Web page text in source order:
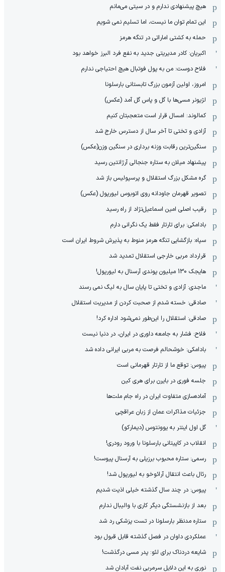
هیچ پیشنهادی ندارم و در سیتی می‌مانم
این تمام توان ما نیست، اما تسلیم نمی شویم
حمله به کشتی اماراتی در تنگه هرمز
اکبریان: کادر مدیریتی جدید به نفع فرد البرز خواهد بود
فلاح دوست: من به پول فوتبال هیچ احتیاجی ندارم
امروز، اولین آزمون بزرگ تابستانی بارسلونا
لژیونر مسی‌ها با گل و پاس گل آمد (عکس)
کمالوند: امسال قرار است متعجبتان کنیم
آزادی و تختی تا آخر سال از دسترس خارج شد
سنگین‌ترین رقابت وزنه برداری در سنگین وزن(عکس)
پیشنهاد میلان به ستاره جنجالی آرژانتین رسید
گره مشکل بزرگ استقلال و پرسپولیس باز شد
تصویر قهرمان جاودانه روی اتوبوس لیورپول (عکس)
رقیب اصلی امین اسماعیل‌نژاد از راه رسید
بادامکی: برای تارتار فقط یک نگرانی دارم
سپاه: بازگشایی تنگه هرمز منوط به پذیرش شروط ایران است
قرارداد مربی خارجی استقلال تمدید شد
هایجک 130 میلیون پوندی آرسنال به لیورپول!
ماجدی: آزادی و تختی تا پایان سال به لیگ نمی رسند
صادقی: خسته شدم از صحبت کردن از مدیریت استقلال
صادقی: استقلال را این‌طور نمی‌شود اداره کرد!
فلاح: فشار به جامعه داوری در ایران، در دنیا نیست
بادامکی: خوشحالم فرصت به مربی ایرانی داده شد
پیوس: توقع ما از تارتار قهرمانی است
جلسه فوری در بایرن برای هری کین
آماده‌سازی متفاوت ایران در راه جام ملت‌ها
جزئیات مذاکرات عمان از زبان عراقچی
گل اول اینتر به یوونتوس (دیمارکو)
انقلاب در کاپیتانی بارسلونا با ورود رودری!
رسمی: ستاره محبوب برزیلی به آرسنال پیوست!
رئال باعث انتقال آرائوخو به لیورپول شد!
پیوس: در چند سال گذشته خیلی اذیت شدیم
بعد از بازنشستگی دیگر کاری با والیبال ندارم
ستاره مدنظر بارسلونا در تست پزشکی رد شد
عملکردی داوان در فصل گذشته قابل قبول بود
شایعه دردناک برای لئو: پدر مسی درگذشت!
نوری به این دلایل سرمربی نفت آبادان شد